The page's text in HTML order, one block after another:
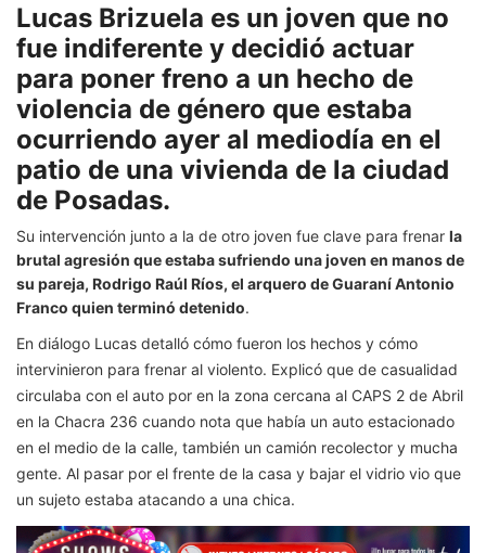
Lucas Brizuela es un joven que no
fue indiferente y decidió actuar
para poner freno a un hecho de
violencia de género que estaba
ocurriendo ayer al mediodía en el
patio de una vivienda de la ciudad
de Posadas.
Su intervención junto a la de otro joven fue clave para frenar la
brutal agresión que estaba sufriendo una joven en manos de
su pareja, Rodrigo Raúl Ríos, el arquero de Guaraní Antonio
Franco quien terminó detenido.
En diálogo Lucas detalló cómo fueron los hechos y cómo
intervinieron para frenar al violento. Explicó que de casualidad
circulaba con el auto por en la zona cercana al CAPS 2 de Abril
en la Chacra 236 cuando nota que había un auto estacionado
en el medio de la calle, también un camión recolector y mucha
gente. Al pasar por el frente de la casa y bajar el vidrio vio que
un sujeto estaba atacando a una chica.